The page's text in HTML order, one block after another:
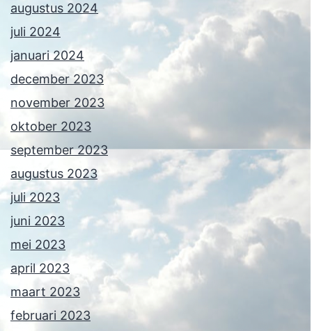
augustus 2024
juli 2024
januari 2024
december 2023
november 2023
oktober 2023
september 2023
augustus 2023
juli 2023
juni 2023
mei 2023
april 2023
maart 2023
februari 2023